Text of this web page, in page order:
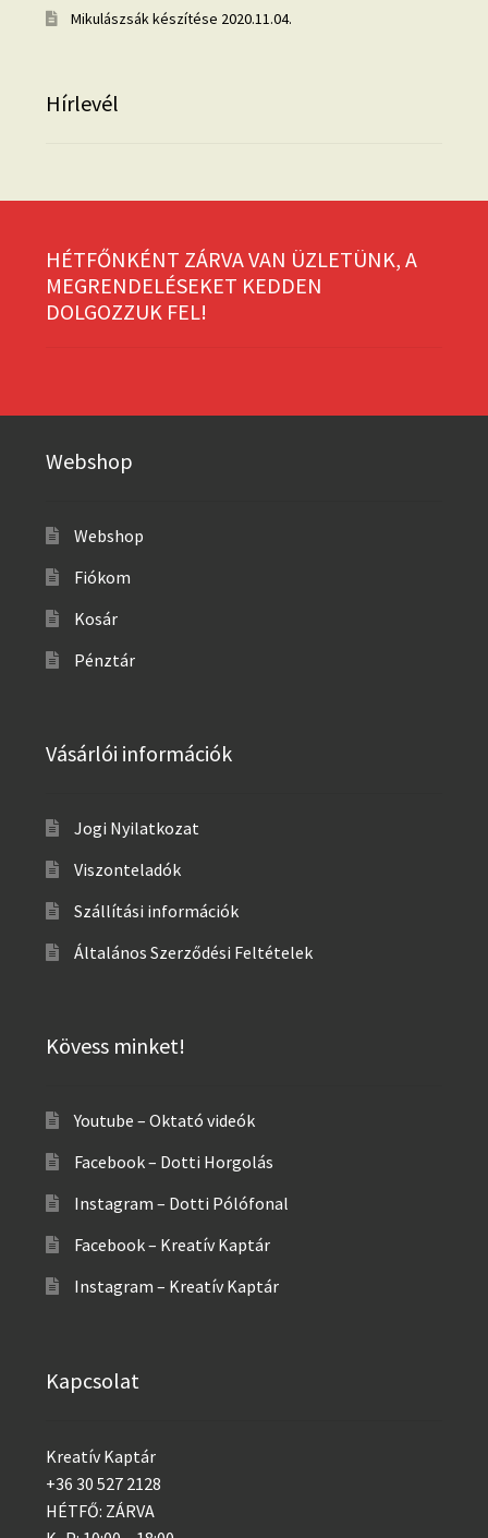
Mikulászsák készítése 2020.11.04.
Hírlevél
HÉTFŐNKÉNT ZÁRVA VAN ÜZLETÜNK, A
MEGRENDELÉSEKET KEDDEN
DOLGOZZUK FEL!
Webshop
Webshop
Fiókom
Kosár
Pénztár
Vásárlói információk
Jogi Nyilatkozat
Viszonteladók
Szállítási információk
Általános Szerződési Feltételek
Kövess minket!
Youtube – Oktató videók
Facebook – Dotti Horgolás
Instagram – Dotti Pólófonal
Facebook – Kreatív Kaptár
Instagram – Kreatív Kaptár
Kapcsolat
Kreatív Kaptár
+36 30 527 2128
HÉTFŐ: ZÁRVA